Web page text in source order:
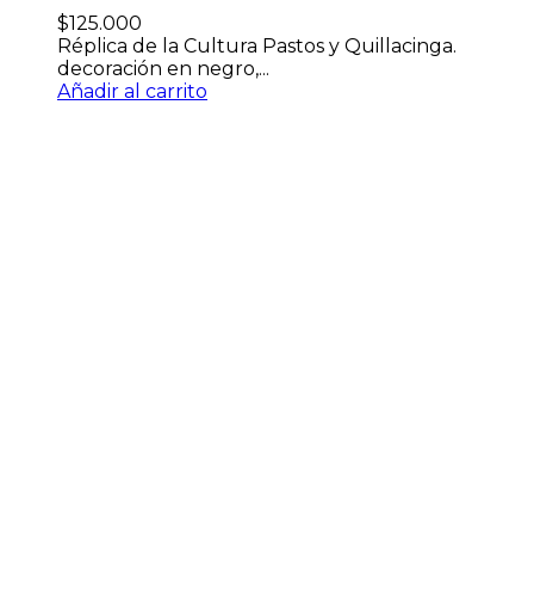
$125.000
Réplica de la Cultura Pastos y Quillacinga.
decoración en negro,...
Añadir al carrito